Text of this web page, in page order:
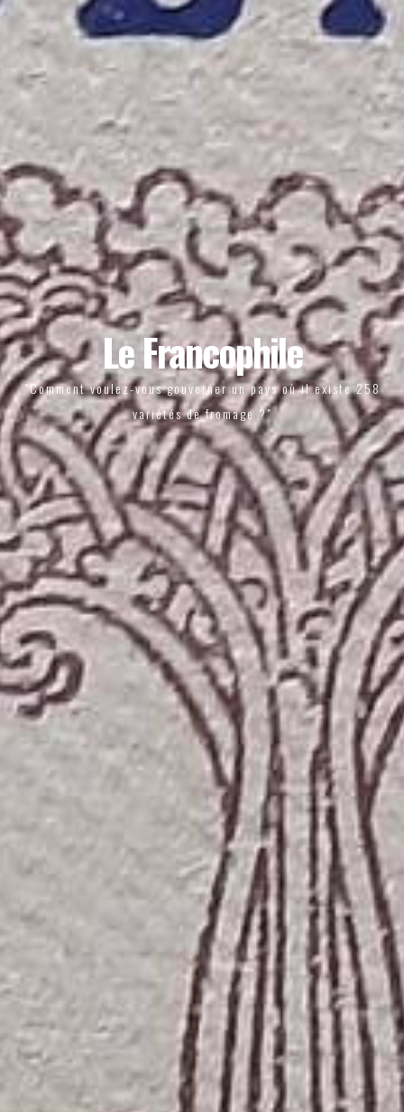
Le Francophile
"Comment voulez-vous gouverner un pays où il existe 258
variétés de fromage ?"